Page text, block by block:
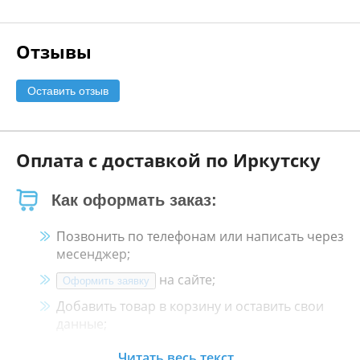
Отзывы
Оставить отзыв
Оплата с доставкой по Иркутску
Как оформать заказ:
Позвонить по телефонам или написать через
месенджер;
Оформить заявку
на сайте;
Добавить товар в корзину и оставить свои
данные;
Менеджер свяжется с Вами в течение 30